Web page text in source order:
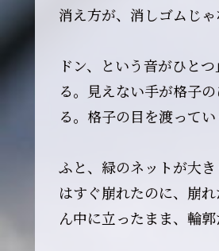
消え方が、消しゴムじ
ドン、という音がひと
る。見えない手が格子
る。格子の目を渡って
ふと、緑のネットが大
はすぐ崩れたのに、崩
ん中に立ったまま、輪郭